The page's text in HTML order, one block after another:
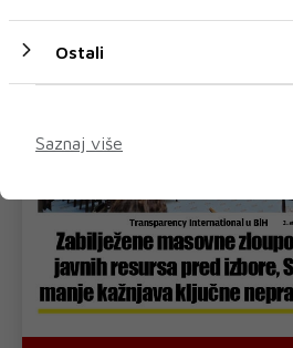
Ostali
Saznaj više